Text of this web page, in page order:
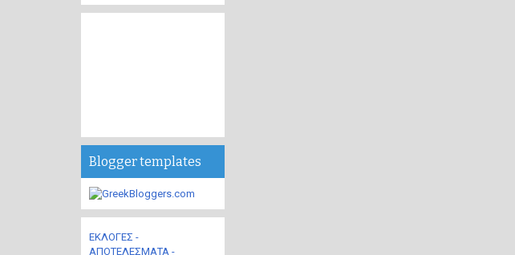
Blogger templates
ΕΚΛΟΓΕΣ -
ΑΠΟΤΕΛΕΣΜΑΤΑ -